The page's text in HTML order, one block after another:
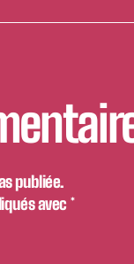
publiée.
avec*